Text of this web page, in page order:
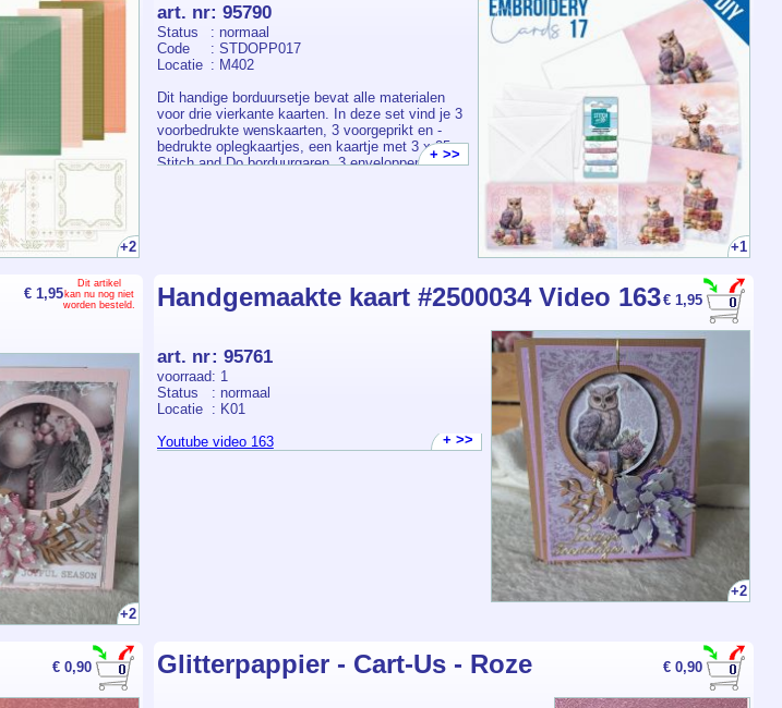
+2 +1
art. nr: 95790
Status
: normaal
Code
: STDOPP017
Locatie : M402
Dit handige borduursetje bevat alle materialen
voor drie vierkante kaarten. In deze set vind je 3
voorbedrukte wenskaarten, 3 voorgeprikt en -
bedrukte oplegkaartjes, een kaartje met 3 x 25 m
Stitch and Do borduurgaren, 3 enveloppen en een
+ >>
€ 1,95
Dit artikel
kan nu nog niet
worden besteld.
+2
€ 1,95
Handgemaakte kaart #2500034 Video 163
+2
art. nr: 95761
voorraad: 1
Status
: normaal
Locatie
: K01
Youtube video 163
+ >>
€ 0,90 € 0,90
Glitterpappier - Cart-Us - Roze